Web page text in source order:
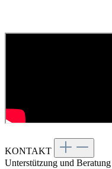
KONTAKT
Unterstützung und